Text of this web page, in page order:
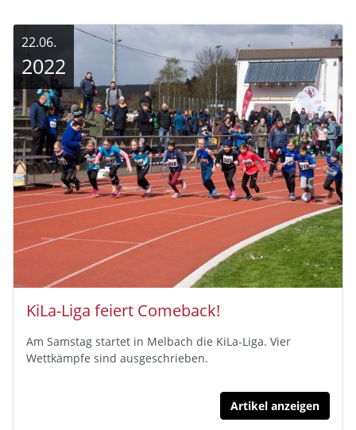
KiLa-Liga feiert Comeback!
Am Samstag startet in Melbach die KiLa-Liga. Vier
Wettkämpfe sind ausgeschrieben.
Artikel anzeigen
22.06.
2022